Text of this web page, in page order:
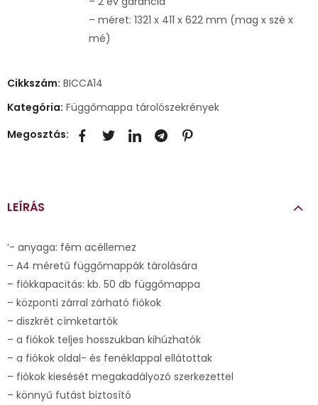
– méret: 1321 x 411 x 622 mm (mag x szé x
mé)
Cikkszám: BICCA14
Kategória: Függőmappa tárolószekrények
Megosztás:
LEÍRÁS
‘- anyaga: fém acéllemez
– A4 méretű függőmappák tárolására
– fiókkapacitás: kb. 50 db függőmappa
– központi zárral zárható fiókok
– diszkrét címketartók
– a fiókok teljes hosszukban kihúzhatók
– a fiókok oldal- és fenéklappal ellátottak
– fiókok kiesését megakadályozó szerkezettel
– könnyű futást biztosító